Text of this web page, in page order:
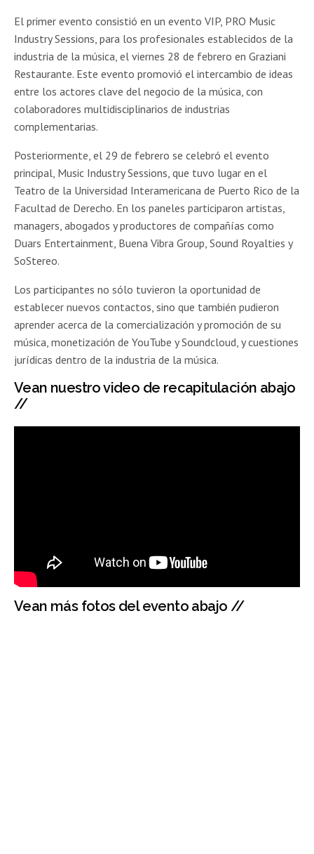
El primer evento consistió en un evento VIP, PRO Music
Industry Sessions, para los profesionales establecidos de la
industria de la música, el viernes 28 de febrero en Graziani
Restaurante. Este evento promovió el intercambio de ideas
entre los actores clave del negocio de la música, con
colaboradores multidisciplinarios de industrias
complementarias.
Posteriormente, el 29 de febrero se celebró el evento
principal, Music Industry Sessions, que tuvo lugar en el
Teatro de la Universidad Interamericana de Puerto Rico de la
Facultad de Derecho. En los paneles participaron artistas,
managers, abogados y productores de compañías como
Duars Entertainment, Buena Vibra Group, Sound Royalties y
SoStereo.
Los participantes no sólo tuvieron la oportunidad de
establecer nuevos contactos, sino que también pudieron
aprender acerca de la comercialización y promoción de su
música, monetización de YouTube y Soundcloud, y cuestiones
jurídicas dentro de la industria de la música.
Vean nuestro video de recapitulación abajo
//
Vean más fotos del evento abajo //